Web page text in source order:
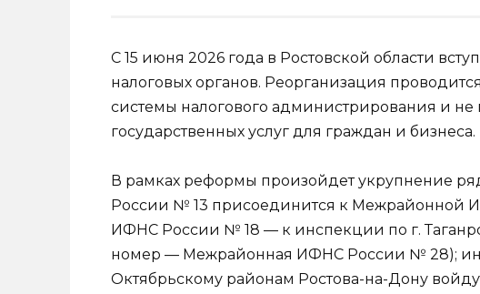
С 15 июня 2026 года в Ростовской области
налоговых органов. Реорганизация
системы налогового администрирования и не
государственных услуг для граждан и бизнеса.
В рамках реформы произойдет укрупнение
России № 13 присоединится к Межрайонной
ИФНС России № 18 — к инспекции по г.
номер — Межрайонная ИФНС России № 28);
Октябрьскому районам Ростова-на-Дону